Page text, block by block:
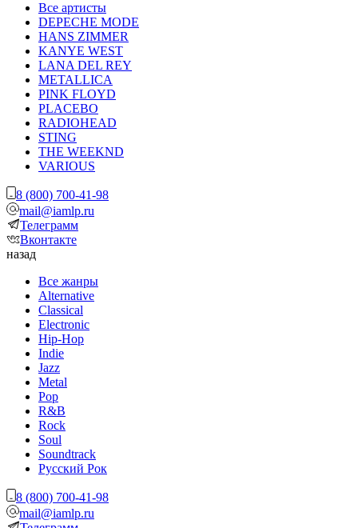
Все артисты
DEPECHE MODE
HANS ZIMMER
KANYE WEST
LANA DEL REY
METALLICA
PINK FLOYD
PLACEBO
RADIOHEAD
STING
THE WEEKND
VARIOUS
8 (800) 700-41-98
mail@iamlp.ru
Телеграмм
Вконтакте
назад
Все жанры
Alternative
Classical
Electronic
Hip-Hop
Indie
Jazz
Metal
Pop
R&B
Rock
Soul
Soundtrack
Русский Рок
8 (800) 700-41-98
mail@iamlp.ru